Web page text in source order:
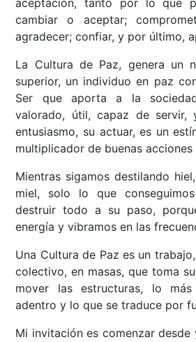
aceptación, tanto por lo que
cambiar o aceptar;
agradecer; confiar, y por último,
La Cultura de Paz, genera un
superior, un individuo en paz
Ser que aporta a la
valorado, útil, capaz de servir,
entusiasmo, su actuar, es un
multiplicador de buenas acciones
Mientras sigamos destilando
miel, solo lo que
destruir todo a su paso,
energía y vibramos en las
Una Cultura de Paz es un
colectivo, en masas, que toma
mover las estructuras, lo más
adentro y lo que se traduce por
Mi invitación es comenzar